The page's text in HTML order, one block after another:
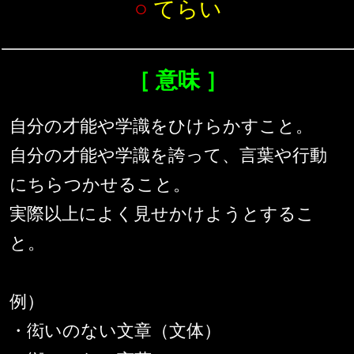
○ てらい
［ 意味 ］
自分の才能や学識をひけらかすこと。
自分の才能や学識を誇って、言葉や行動
にちらつかせること。
実際以上によく見せかけようとするこ
と。
例）
・衒いのない文章（文体）